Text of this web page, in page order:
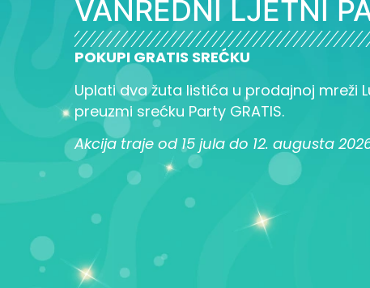
VANREDNI LJETNI
POKUPI GRATIS SREĆKU
Uplati dva žuta listića u prodajnoj mreži
preuzmi srećku Party GRATIS.
Akcija traje od 15 jula do 12. augusta